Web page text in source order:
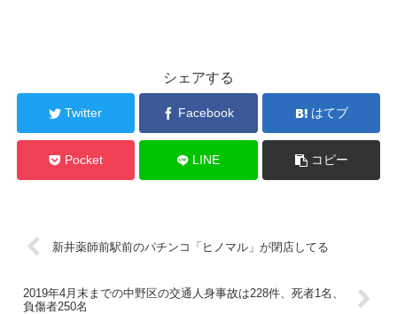
シェアする
Twitter Facebook はてブ
Pocket LINE コピー
新井薬師前駅前のパチンコ「ヒノマル」が閉店してる
2019年4月末までの中野区の交通人身事故は228件、死者1名、
負傷者250名